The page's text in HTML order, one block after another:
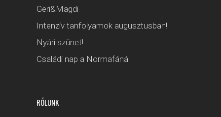
Geri&Magdi
Intenzív tanfolyamok augusztusban!
Nyári szünet!
Családi nap a Normafánál
RÓLUNK